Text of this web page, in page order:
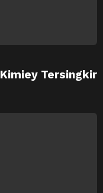
Tersingkir